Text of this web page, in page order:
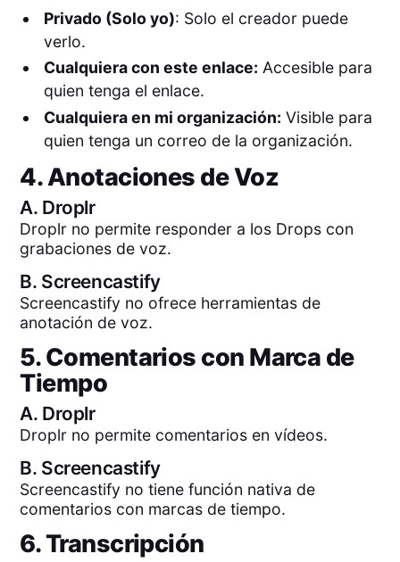
Privado (Solo yo): Solo el creador puede
verlo.
Cualquiera con este enlace: Accesible para
quien tenga el enlace.
Cualquiera en mi organización: Visible para
quien tenga un correo de la organización.
4. Anotaciones de Voz
A. Droplr
Droplr no permite responder a los Drops con
grabaciones de voz.
B. Screencastify
Screencastify no ofrece herramientas de
anotación de voz.
5. Comentarios con Marca de
Tiempo
A. Droplr
Droplr no permite comentarios en vídeos.
B. Screencastify
Screencastify no tiene función nativa de
comentarios con marcas de tiempo.
6. Transcripción